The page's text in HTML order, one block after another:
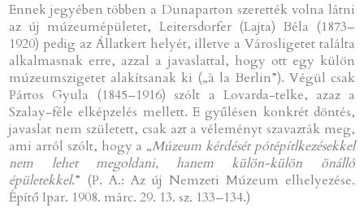
Ennek jegyében többen a Dunaparton szerették volna látni
az új múzeumépületet, Leitersdorfer (Lajta) Béla (1873–
1920) pedig az Állatkert helyét, illetve a Városligetet találta
alkalmasnak erre, azzal a javaslattal, hogy ott egy külön
múzeumszigetet alakítsanak ki („à la Berlin”). Végül csak
Pártos Gyula (1845–1916) szólt a Lovarda-telke, azaz a
Szalay-féle elképzelés mellett. E gyűlésen konkrét döntés,
javaslat nem született, csak azt a véleményt szavazták meg,
ami arról szólt, hogy a „Múzeum kérdését pótépítlkezésekkel
nem lehet megoldani, hanem külön-külön önálló
épületekkel.” (P. A.: Az új Nemzeti Múzeum elhelyezése.
Építő Ipar. 1908. márc. 29. 13. sz. 133–134.)